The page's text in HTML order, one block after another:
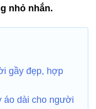
nhỏ nhắn.
gầy đẹp, hợp
áo dài cho người